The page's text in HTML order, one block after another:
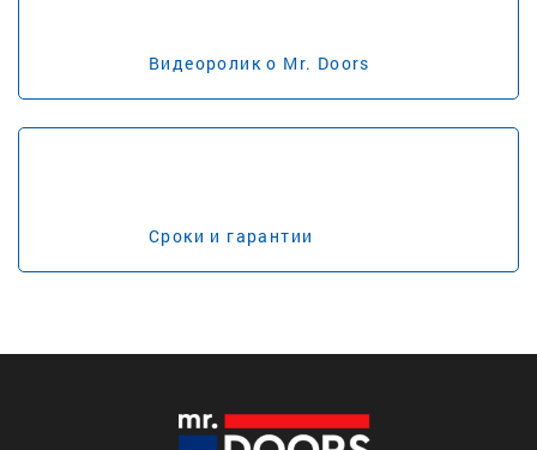
Видеоролик о Mr. Doors
Сроки и гарантии